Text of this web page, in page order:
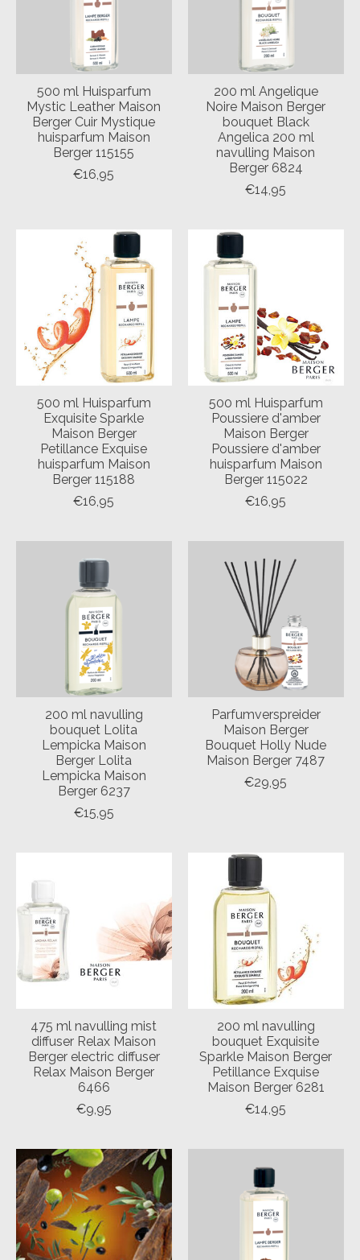
500 ml Huisparfum
Mystic Leather Maison
Berger Cuir Mystique
huisparfum Maison
Berger 115155
€16,95
200 ml Angelique
Noire Maison Berger
bouquet Black
Angelica 200 ml
navulling Maison
Berger 6824
€14,95
500 ml Huisparfum
Exquisite Sparkle
Maison Berger
Petillance Exquise
huisparfum Maison
Berger 115188
€16,95
500 ml Huisparfum
Poussiere d'amber
Maison Berger
Poussiere d'amber
huisparfum Maison
Berger 115022
€16,95
200 ml navulling
bouquet Lolita
Lempicka Maison
Berger Lolita
Lempicka Maison
Berger 6237
€15,95
Parfumverspreider
Maison Berger
Bouquet Holly Nude
Maison Berger 7487
€29,95
475 ml navulling mist
diffuser Relax Maison
Berger electric diffuser
Relax Maison Berger
6466
€9,95
200 ml navulling
bouquet Exquisite
Sparkle Maison Berger
Petillance Exquise
Maison Berger 6281
€14,95